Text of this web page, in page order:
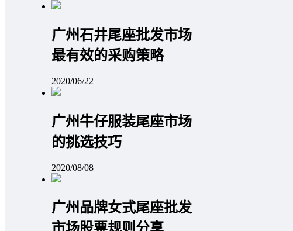
广州石井尾座批发市场
最有效的采购策略
2020/06/22
广州牛仔服装尾座市场
的挑选技巧
2020/08/08
广州品牌女式尾座批发